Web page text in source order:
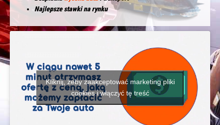
Najlepsze stawki na rynku
Kliknij, żeby zaakceptować marketing pliki
cookies i włączyć tę treść